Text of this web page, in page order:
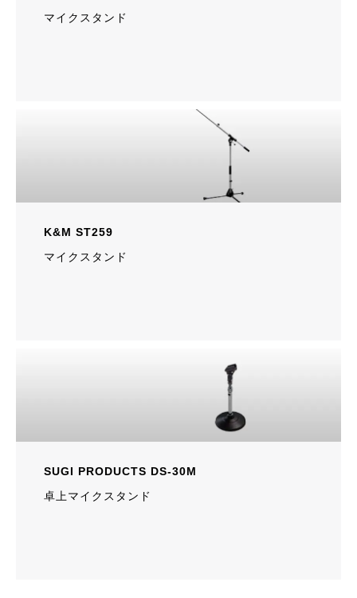
マイクスタンド
K&M ST259
マイクスタンド
SUGI PRODUCTS DS-30M
卓上マイクスタンド